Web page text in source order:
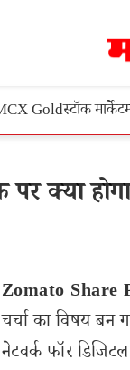
Goldस्टॉक मार्केट
क्या
Zomato Share
चर्चा का विषय
नेटवर्क फॉर